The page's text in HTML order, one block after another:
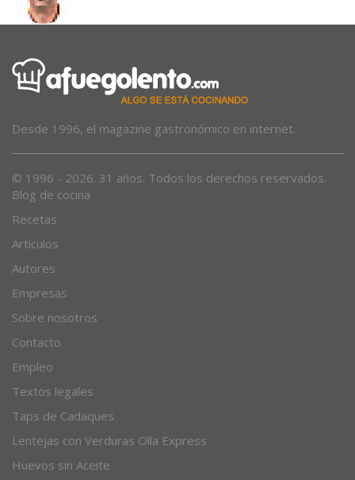
Desde 1996, el magazine gastronómico en internet.
© 1996 - 2026. 31 años. Todos los derechos reservados.
Blog de cocina
Recetas
Artículos
Autores
Empresas
Sobre nosotros
Contacto
Empleo
Textos legales
Taps de Cadaques
Lentejas con Verduras Olla Express
Huevos sin Aceite